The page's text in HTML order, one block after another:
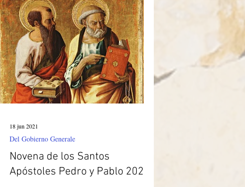
Novena de los Santos
Apóstoles Pedro y Pablo 2021
Del Gobierno Generale
18 jun 2021